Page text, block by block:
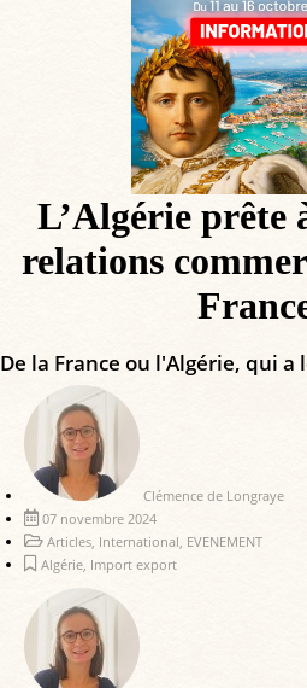
L’Algérie prête
relations
De la France ou l'Algérie, qui a
Clémence de Longraye
07 novembre 2024
Articles, International, EVENEMENT
Algérie, Import export